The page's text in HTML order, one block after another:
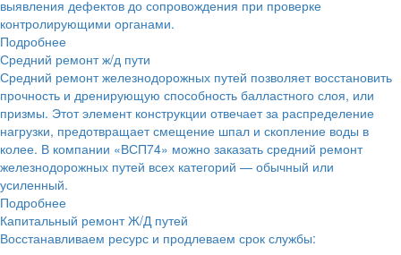
выявления дефектов до сопровождения при проверке
контролирующими органами.
Подробнее
Средний ремонт ж/д пути
Средний ремонт железнодорожных путей позволяет восстановить
прочность и дренирующую способность балластного слоя, или
призмы. Этот элемент конструкции отвечает за распределение
нагрузки, предотвращает смещение шпал и скопление воды в
колее. В компании «ВСП74» можно заказать средний ремонт
железнодорожных путей всех категорий — обычный или
усиленный.
Подробнее
Капитальный ремонт Ж/Д путей
Восстанавливаем ресурс и продлеваем срок службы: